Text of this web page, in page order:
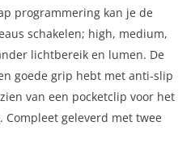
programmering kan je de
schakelen; high, medium,
lichtbereik en lumen. De
goede grip hebt met anti-slip
van een pocketclip voor het
geleverd met twee